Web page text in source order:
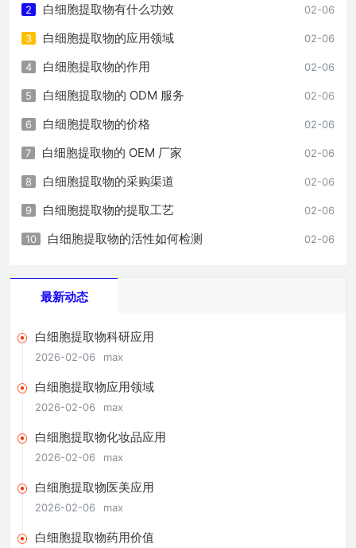
02-06
2 白细胞提取物有什么功效
02-06
3 白细胞提取物的应用领域
02-06
4 白细胞提取物的作用
02-06
5 白细胞提取物的 ODM 服务
02-06
6 白细胞提取物的价格
02-06
7 白细胞提取物的 OEM 厂家
02-06
8 白细胞提取物的采购渠道
02-06
9 白细胞提取物的提取工艺
02-06
10 白细胞提取物的活性如何检测
最新动态
白细胞提取物科研应用
2026-02-06 max
白细胞提取物应用领域
2026-02-06 max
白细胞提取物化妆品应用
2026-02-06 max
白细胞提取物医美应用
2026-02-06 max
白细胞提取物药用价值